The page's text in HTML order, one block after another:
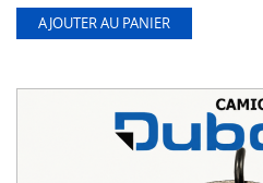
AJOUTER AU PANIER